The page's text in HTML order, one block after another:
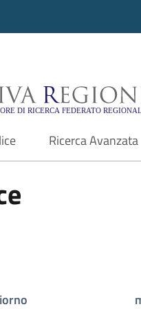
-
Ricerca Avanzata